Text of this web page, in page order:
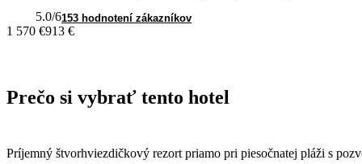
5.0/6153 hodnotení zákazníkov
1 570 €913 €
Prečo si vybrať tento hotel
Príjemný štvorhviezdičkový rezort priamo pri piesočnatej pláži s